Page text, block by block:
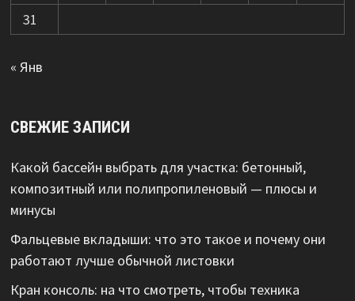
31
« Янв
СВЕЖИЕ ЗАПИСИ
Какой бассейн выбрать для участка: бетонный,
композитный или полипропиленовый — плюсы и
минусы
Фальцевые вкладыши: что это такое и почему они
работают лучше обычной листовки
Кран консоль: на что смотреть, чтобы техника